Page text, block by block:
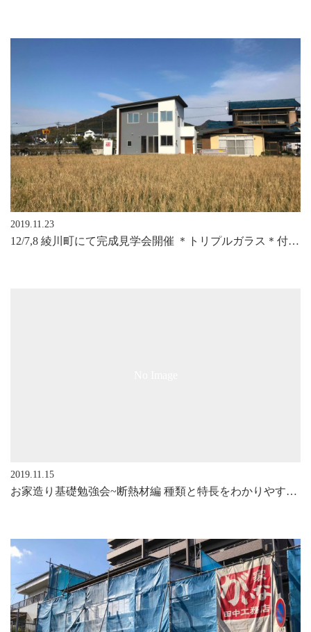
2019.11.23
12/7,8 綾川町にて完成見学会開催 ＊トリプルガラス＊付加断熱＊Ua=0.36＊パッシブ デザイン＊塗壁＊
2019.11.15
お家造り基礎勉強会~断熱材編 種類と特長をわかりやすく説明 ウレタン？セルロース？アクア？GW？